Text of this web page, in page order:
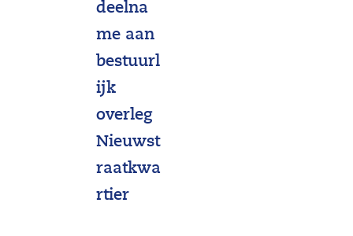
deelna
me aan
bestuurl
ijk
overleg
Nieuwst
raatkwa
rtier